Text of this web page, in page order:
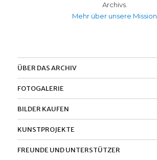
Archivs.
Mehr über unsere Mission
ÜBER DAS ARCHIV
FOTOGALERIE
BILDER KAUFEN
KUNSTPROJEKTE
FREUNDE UND UNTERSTÜTZER